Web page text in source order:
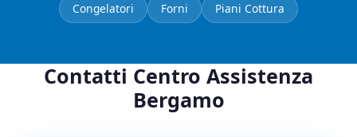
Congelatori
Forni Piani Cottura
Contatti Centro Assistenza
Bergamo